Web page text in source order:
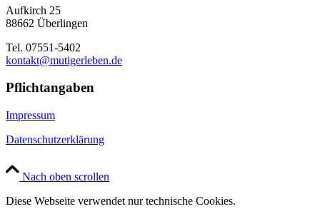
Aufkirch 25
88662 Überlingen
Tel. 07551-5402
kontakt@mutigerleben.de
Pflichtangaben
Impressum
Datenschutzerklärung
Nach oben scrollen
Diese Webseite verwendet nur technische Cookies.